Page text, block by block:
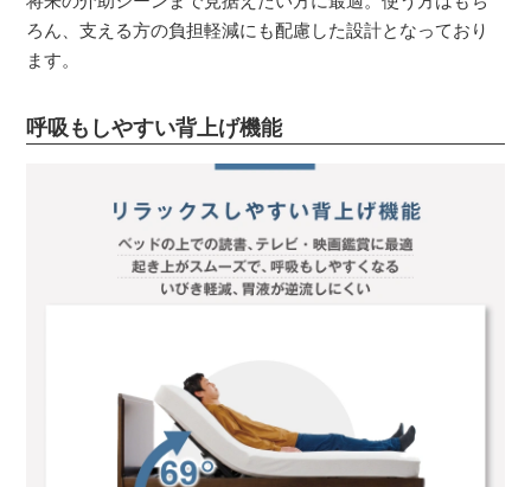
ろん、支える方の負担軽減にも配慮した設計となっており
ます。
呼吸もしやすい背上げ機能